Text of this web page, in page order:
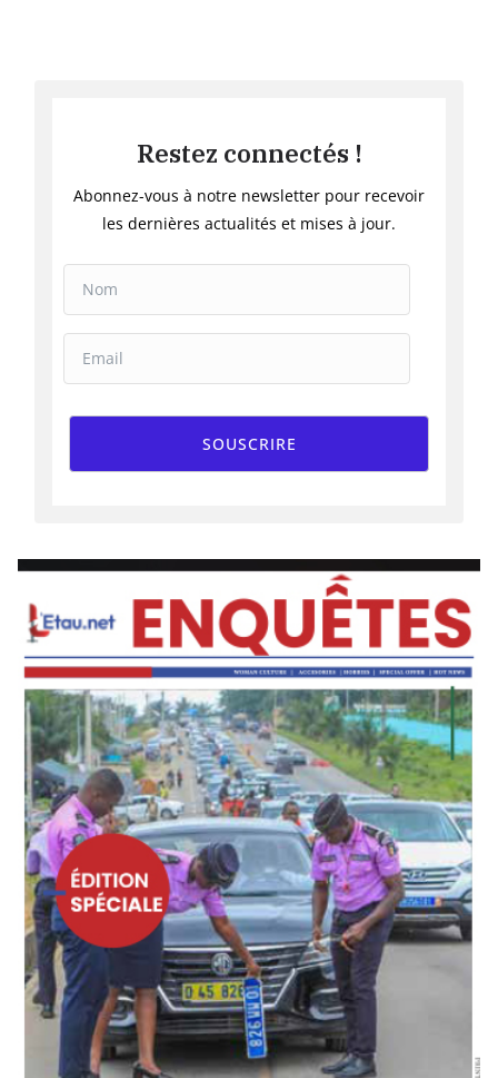
Restez connectés !
Abonnez-vous à notre newsletter pour recevoir
les dernières actualités et mises à jour.
SOUSCRIRE